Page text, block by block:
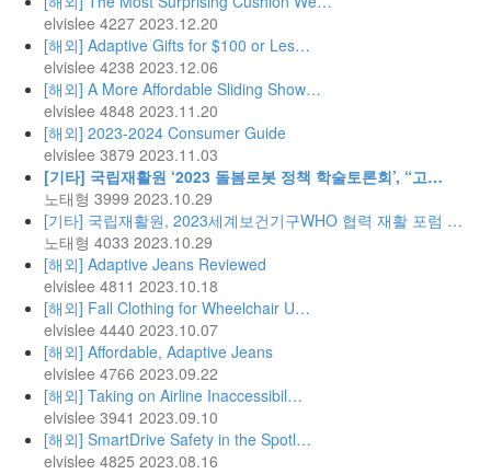
elvislee 4227 2023.12.20
[해외] Adaptive Gifts for $100 or Les…
elvislee 4238 2023.12.06
[해외] A More Affordable Sliding Show…
elvislee 4848 2023.11.20
[해외] 2023-2024 Consumer Guide
elvislee 3879 2023.11.03
[기타] 국립재활원 ‘2023 돌봄로봇 정책 학술토론회’, “고…
노태형 3999 2023.10.29
[기타] 국립재활원, 2023세계보건기구WHO 협력 재활 포럼 …
노태형 4033 2023.10.29
[해외] Adaptive Jeans Reviewed
elvislee 4811 2023.10.18
[해외] Fall Clothing for Wheelchair U…
elvislee 4440 2023.10.07
[해외] Affordable, Adaptive Jeans
elvislee 4766 2023.09.22
[해외] Taking on Airline Inaccessibil…
elvislee 3941 2023.09.10
[해외] SmartDrive Safety in the Spotl…
elvislee 4825 2023.08.16